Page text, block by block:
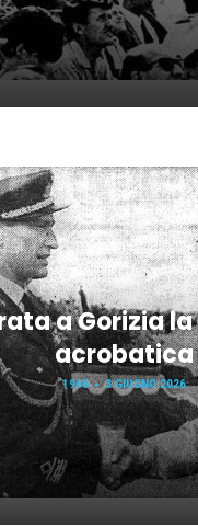
a Gorizia
acrobatica
1965 3 GIUGNO 2026